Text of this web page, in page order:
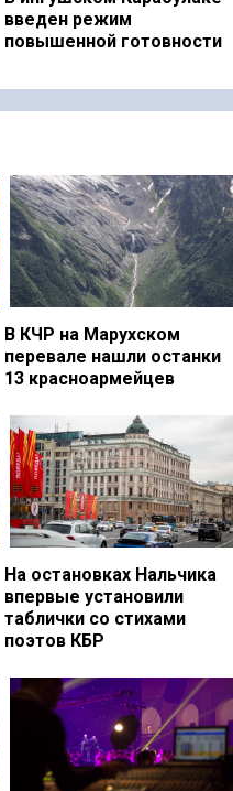
введен режим
повышенной готовности
В КЧР на Марухском
перевале нашли останки
13 красноармейцев
На остановках Нальчика
впервые установили
таблички со стихами
поэтов КБР